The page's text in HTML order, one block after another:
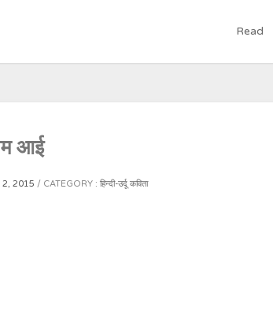
Read
आई
2, 2015 CATEGORY : हिन्दी-उर्दू कविता